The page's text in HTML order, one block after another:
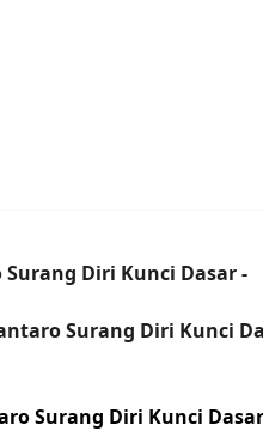
Diri Kunci Dasar -
Surang Diri Kunci
Surang Diri Kunci